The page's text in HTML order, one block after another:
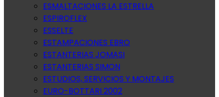
ESMALTACIONES LA ESTRELLA
ESPIROFLEX
ESSELTE
ESTAMPACIONES EBRO
ESTANTERIAS JOMASI
ESTANTERIAS SIMON
ESTUDIOS, SERVICIOS Y MONTAJES
EURO-BOTTARI 2002